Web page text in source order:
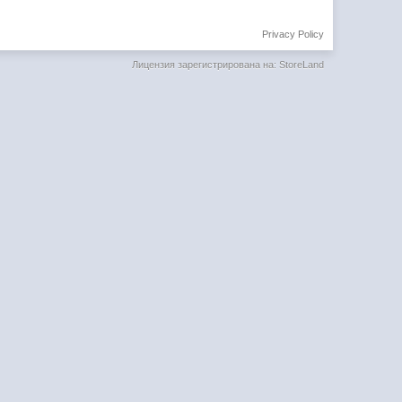
Privacy Policy
Лицензия зарегистрирована на: StoreLand